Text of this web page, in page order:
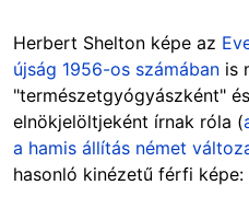
Herbert Shelton képe az
újság 1956-os számában is
"természetgyógyászként"
elnökjelöltjeként írnak róla (
a hamis állítás német
hasonló kinézetű férfi képe: